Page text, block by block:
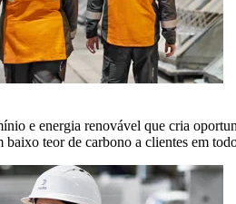
e energia renovável que cria
teor de carbono a clientes em